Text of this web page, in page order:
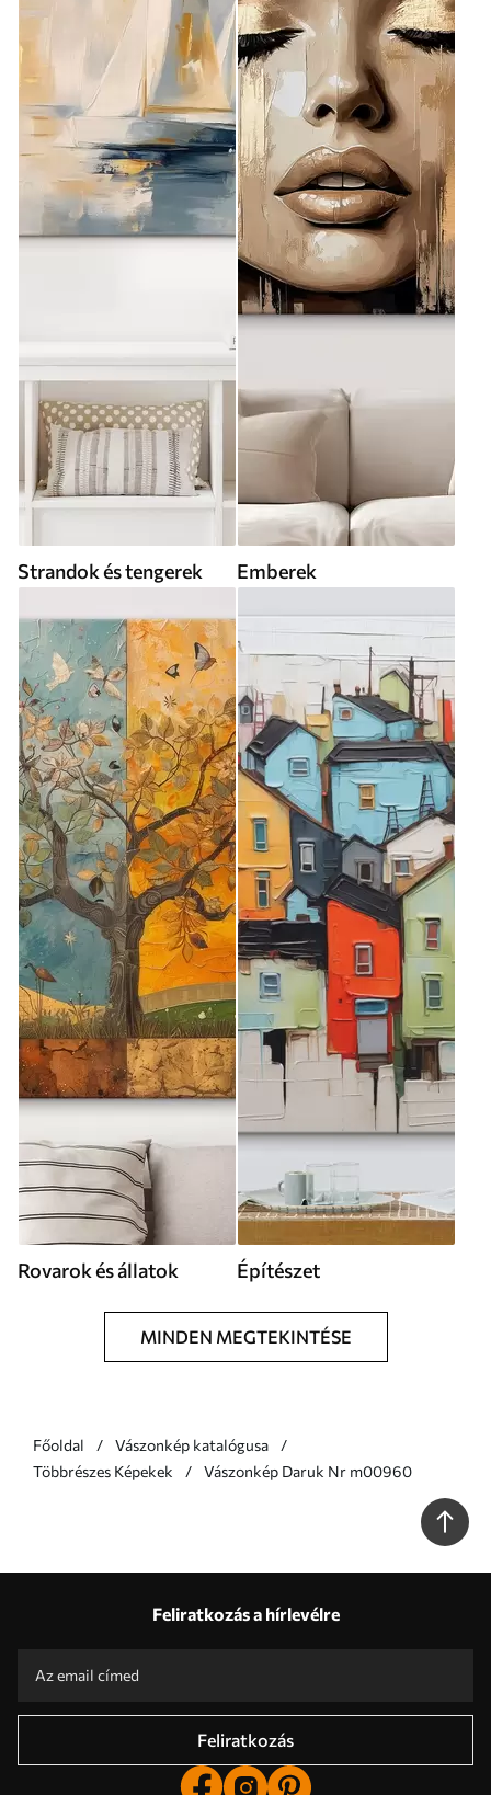
Strandok és tengerek Emberek
Rovarok és állatok Építészet
MINDEN MEGTEKINTÉSE
Főoldal
Vászonkép katalógusa
Többrészes Képekek
Vászonkép Daruk Nr m00960
Feliratkozás a hírlevélre
Feliratkozás